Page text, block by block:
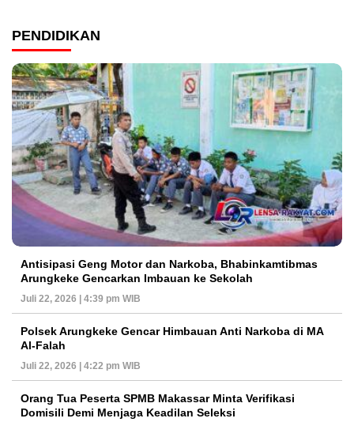
PENDIDIKAN
Antisipasi Geng Motor dan Narkoba, Bhabinkamtibmas
Arungkeke Gencarkan Imbauan ke Sekolah
Juli 22, 2026 | 4:39 pm WIB
Polsek Arungkeke Gencar Himbauan Anti Narkoba di MA
Al-Falah
Juli 22, 2026 | 4:22 pm WIB
Orang Tua Peserta SPMB Makassar Minta Verifikasi
Domisili Demi Menjaga Keadilan Seleksi